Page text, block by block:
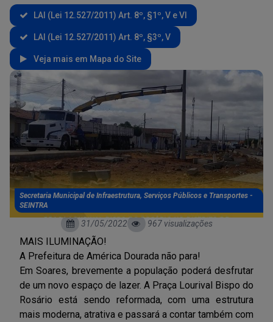
LAI (Lei 12.527/2011) Art. 8º, §1º, V e VI
LAI (Lei 12.527/2011) Art. 8º, §3º, V
Veja mais em Mapa do Site
Secretaria Municipal de Infraestrutura, Serviços Públicos e Transportes -
SEINTRA
31/05/2022 967 visualizações
MAIS ILUMINAÇÃO!
A Prefeitura de América Dourada não para!
Em Soares, brevemente a população poderá desfrutar
de um novo espaço de lazer. A Praça Lourival Bispo do
Rosário está sendo reformada, com uma estrutura
mais moderna, atrativa e passará a contar também com